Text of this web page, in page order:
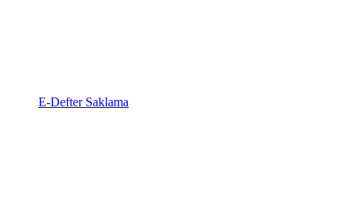
E-Defter Saklama